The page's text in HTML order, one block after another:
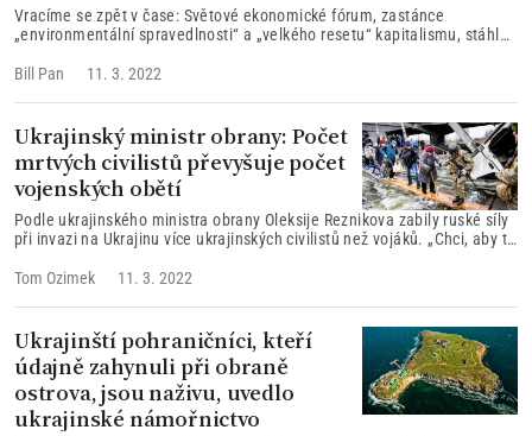
Vracíme se zpět v čase: Světové ekonomické fórum, zastánce
„environmentální spravedlnosti“ a „velkého resetu“ kapitalismu, stáhlo
nebo-li státy uvalená nařízení a omezení během pandemie koronaviru
Bill Pan 11. 3. 2022
Ukrajinský ministr obrany: Počet
mrtvých civilistů převyšuje počet
vojenských obětí
Podle ukrajinského ministra obrany Oleksije Reznikova zabily ruské síly
při invazi na Ukrajinu více ukrajinských civilistů než vojáků. „Chci, aby to
uvedl další podrobnosti.
Tom Ozimek 11. 3. 2022
Ukrajinští pohraničníci, kteří
údajně zahynuli při obraně
ostrova, jsou naživu, uvedlo
ukrajinské námořnictvo